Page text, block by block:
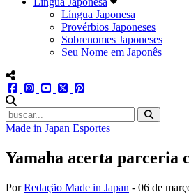
Língua Japonesa
Provérbios Japoneses
Sobrenomes Japoneses
Seu Nome em Japonês
menu redes social
facebookinstagram
youtube
twitter
Made in Japan Esportes
Yamaha acerta parceria
PorRedação Made in Japan - 06 de